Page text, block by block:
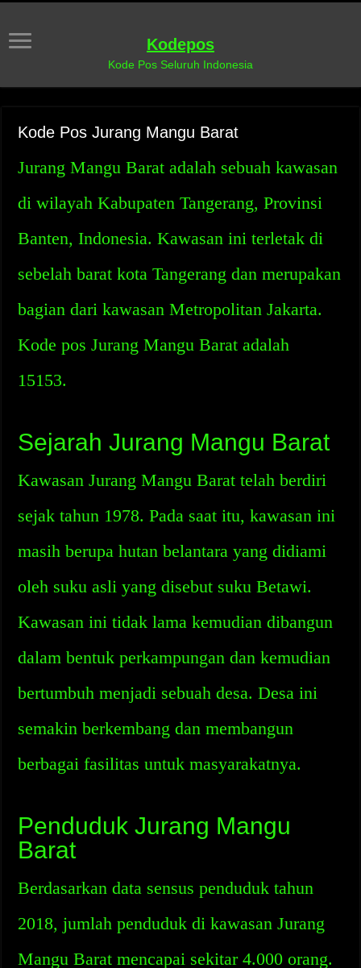
Kodepos
Kode Pos Seluruh Indonesia
Kode Pos Jurang Mangu Barat
Jurang Mangu Barat adalah sebuah kawasan
di wilayah Kabupaten Tangerang, Provinsi
Banten, Indonesia. Kawasan ini terletak di
sebelah barat kota Tangerang dan merupakan
bagian dari kawasan Metropolitan Jakarta.
Kode pos Jurang Mangu Barat adalah
15153.
Sejarah Jurang Mangu Barat
Kawasan Jurang Mangu Barat telah berdiri
sejak tahun 1978. Pada saat itu, kawasan ini
masih berupa hutan belantara yang didiami
oleh suku asli yang disebut suku Betawi.
Kawasan ini tidak lama kemudian dibangun
dalam bentuk perkampungan dan kemudian
bertumbuh menjadi sebuah desa. Desa ini
semakin berkembang dan membangun
berbagai fasilitas untuk masyarakatnya.
Penduduk Jurang Mangu
Barat
Berdasarkan data sensus penduduk tahun
2018, jumlah penduduk di kawasan Jurang
Mangu Barat mencapai sekitar 4.000 orang.